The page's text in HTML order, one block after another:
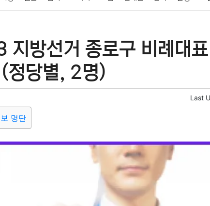
정치 건강 의료 의학 경제 마케팅 부동산 외국어
방선거 종로구 비례대
정당별, 2명)
Last
명단